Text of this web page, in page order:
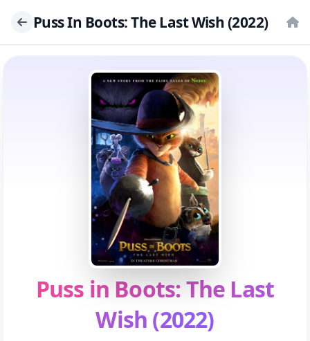
Puss In Boots: The Last Wish (2022)
Puss in Boots: The Last
Wish (2022)